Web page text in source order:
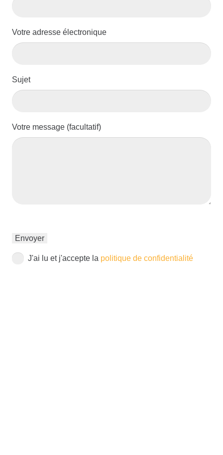
Votre adresse électronique
Sujet
Votre message (facultatif)
J'ai lu et j'accepte la politique de confidentialité